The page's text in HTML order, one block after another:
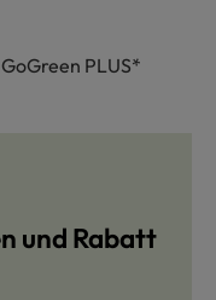
PLUS*
und Rabatt